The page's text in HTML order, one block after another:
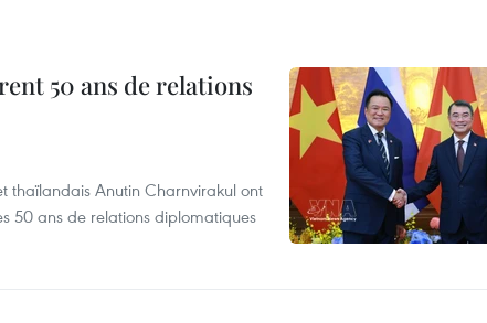
50 ans de relations
thaïlandais Anutin Charnvirakul ont
50 ans de relations diplomatiques